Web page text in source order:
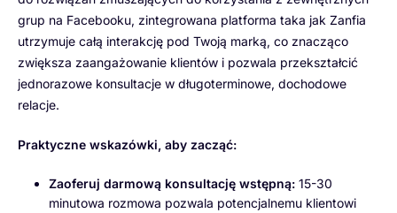
grup na Facebooku, zintegrowana platforma taka jak Zanfia
utrzymuje całą interakcję pod Twoją marką, co znacząco
zwiększa zaangażowanie klientów i pozwala przekształcić
jednorazowe konsultacje w długoterminowe, dochodowe
relacje.
Praktyczne wskazówki, aby zacząć:
Zaoferuj darmową konsultację wstępną: 15-30
minutowa rozmowa pozwala potencjalnemu klientowi